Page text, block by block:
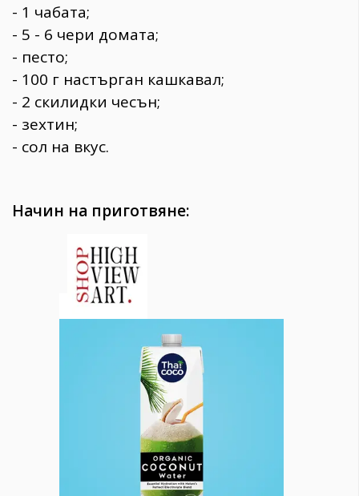
- 1 чабата;
- 5 - 6 чери домата;
- песто;
- 100 г настърган кашкавал;
- 2 скилидки чесън;
- зехтин;
- сол на вкус.
Начин на приготвяне: